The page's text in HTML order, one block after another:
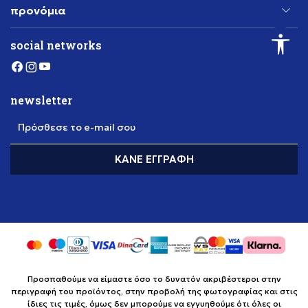
προνόμια
social networks
newsletter
Πρόσθεσε το e-mail σου
ΚΆΝΕ ΕΓΓΡΑΦΉ
Προσπαθούμε να είμαστε όσο το δυνατόν ακριβέστεροι στην
περιγραφή του προϊόντος, στην προβολή της φωτογραφίας και στις
ίδιες τις τιμές, όμως δεν μπορούμε να εγγυηθούμε ότι όλες οι